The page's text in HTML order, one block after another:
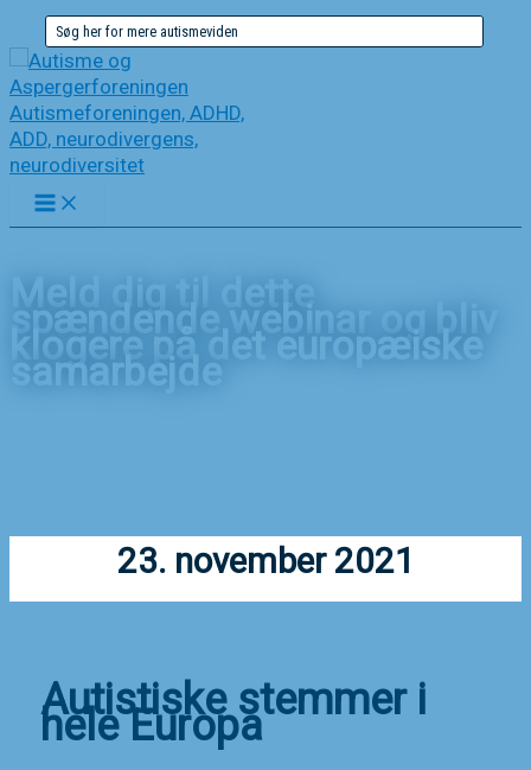
til
indholdet
Søg
efter:
Meld dig til dette
spændende webinar og bliv
klogere på det europæiske
samarbejde
23. november 2021
Autistiske stemmer i
hele Europa